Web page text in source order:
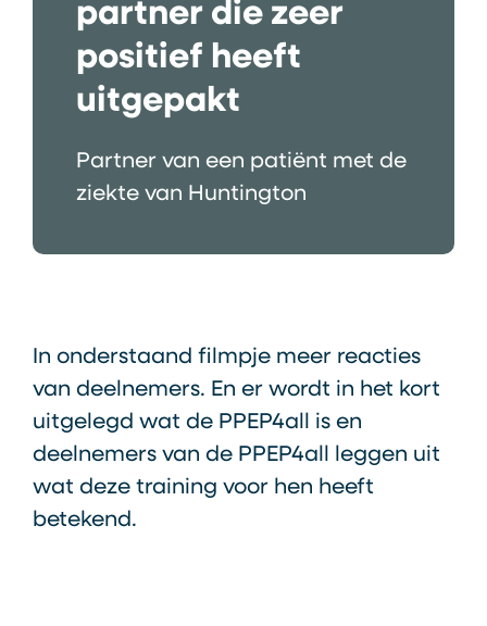
partner die zeer
positief heeft
uitgepakt
Partner van een patiënt met de
ziekte van Huntington
In onderstaand filmpje meer reacties
van deelnemers. En er wordt in het kort
uitgelegd wat de PPEP4all is en
deelnemers van de PPEP4all leggen uit
wat deze training voor hen heeft
betekend.